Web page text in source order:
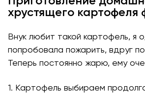
хрустящего картофеля
Внук любит такой картофель, я
попробовала пожарить, вдруг
Теперь постоянно жарю, ему
1. Картофель выбираем